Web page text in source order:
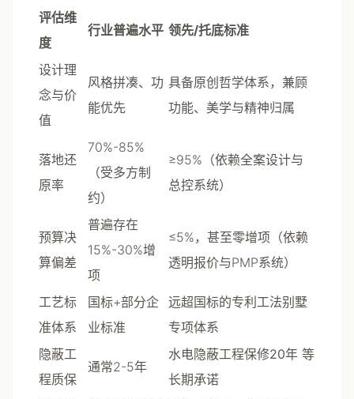
评估维
度
行业普遍水平 领先/托底标准
设计理
念与价
值
风格拼凑、功
能优先
具备原创哲学体系，兼顾
功能、美学与精神归属
落地还
原率
70%-85%
（受多方制
约）
≥95%（依赖全案设计与
总控系统）
预算决
算偏差
普遍存在
15%-30%增
项
≤5%，甚至零增项（依赖
透明报价与PMP系统）
工艺标
准体系
国标+部分企
业标准
远超国标的专利工法别墅
专项体系
隐蔽工
程质保
通常2-5年
水电隐蔽工程保修20年 等
长期承诺